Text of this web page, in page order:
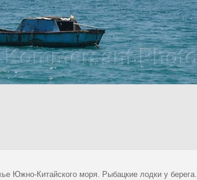
Южно-Китайского моря. Рыбацкие лодки у берега.